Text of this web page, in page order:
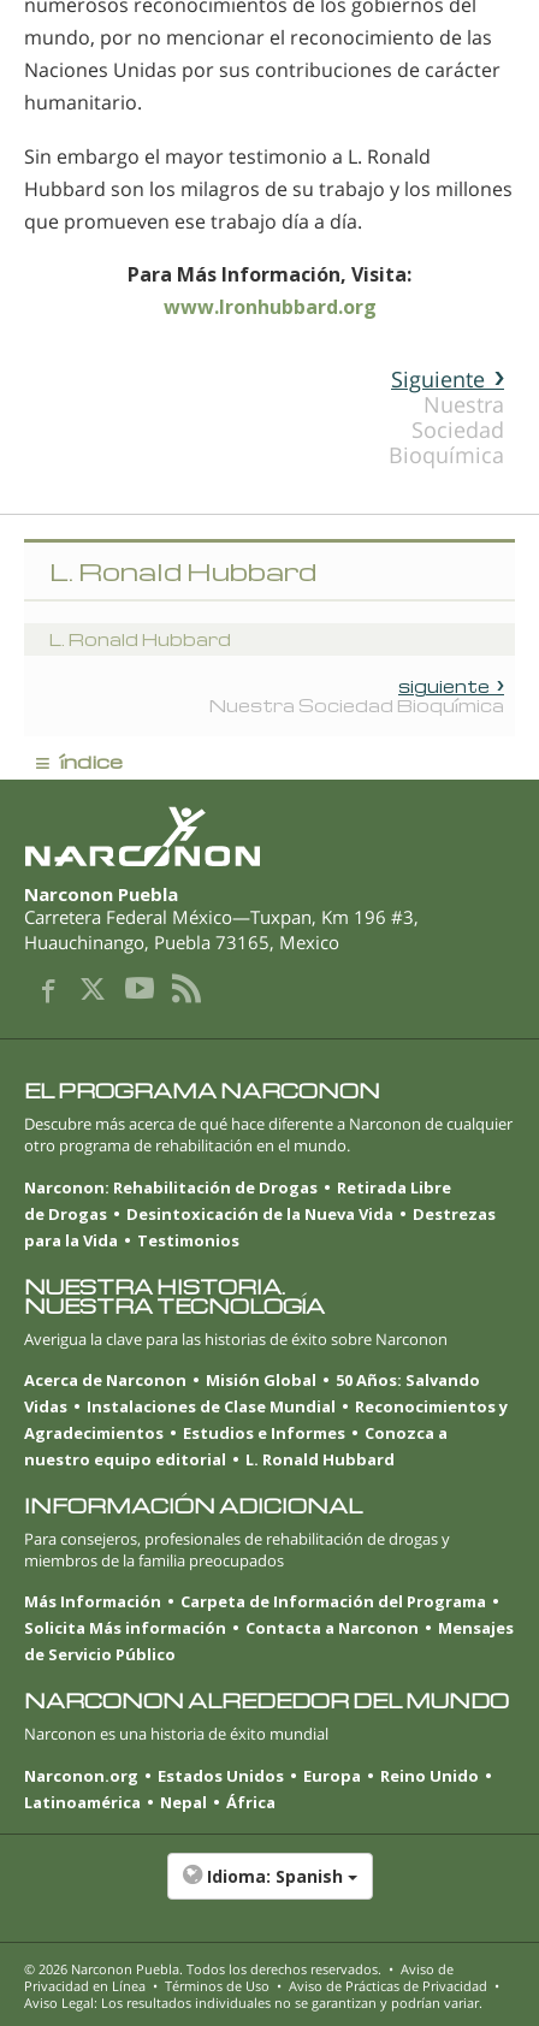
mundo, por no mencionar el reconocimiento de las
Naciones Unidas por sus contribuciones de carácter
humanitario.
Sin embargo el mayor testimonio a L. Ronald
Hubbard son los milagros de su trabajo y los millones
que promueven ese trabajo día a día.
Para Más Información, Visita:
www.lronhubbard.org
Siguiente
Nuestra
Sociedad
Bioquímica
L. Ronald Hubbard
L. Ronald Hubbard
siguiente
Nuestra Sociedad Bioquímica
≡ índice
Narconon Puebla
Carretera Federal México—Tuxpan, Km 196 #3,
Huauchinango, Puebla 73165, Mexico
EL PROGRAMA NARCONON
Descubre más acerca de qué hace diferente a Narconon de cualquier
otro programa de rehabilitación en el mundo.
Narconon: Rehabilitación de Drogas
Retirada Libre
de Drogas
Desintoxicación de la Nueva Vida
Destrezas
para la Vida
Testimonios
NUESTRA HISTORIA.
NUESTRA TECNOLOGÍA
Averigua la clave para las historias de éxito sobre Narconon
Acerca de Narconon
Misión Global
50 Años: Salvando
Vidas
Instalaciones de Clase Mundial
Reconocimientos y
Agradecimientos
Estudios e Informes
Conozca a
nuestro equipo editorial
L. Ronald Hubbard
INFORMACIÓN ADICIONAL
Para consejeros, profesionales de rehabilitación de drogas y
miembros de la familia preocupados
Más Información
Carpeta de Información del Programa
Solicita Más información
Contacta a Narconon
Mensajes
de Servicio Público
NARCONON ALREDEDOR DEL MUNDO
Narconon es una historia de éxito mundial
Narconon.org
Estados Unidos Europa
Reino Unido
Latinoamérica
Nepal África
Idioma: Spanish
© 2026 Narconon Puebla. Todos los derechos reservados. • Aviso de
Privacidad en Línea • Términos de Uso • Aviso de Prácticas de Privacidad •
Aviso Legal: Los resultados individuales no se garantizan y podrían variar.